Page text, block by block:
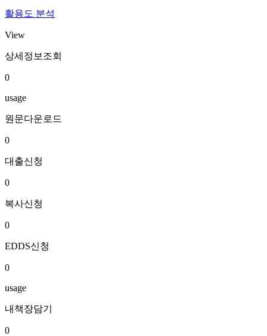
활용도 분석
View
상세정보조회
0
usage
원문다운로드
0
대출신청
0
복사신청
0
EDDS신청
0
usage
내책장담기
0